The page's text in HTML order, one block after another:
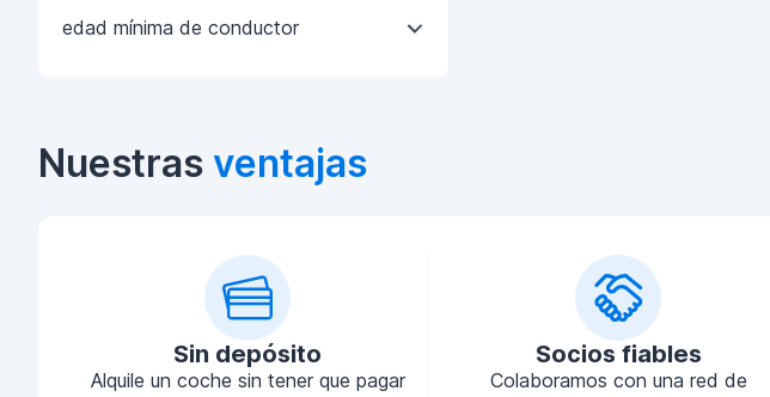
edad mínima de conductor
Nuestras ventajas
Sin depósito
Alquile un coche sin tener que pagar
Socios fiables
Colaboramos con una red de